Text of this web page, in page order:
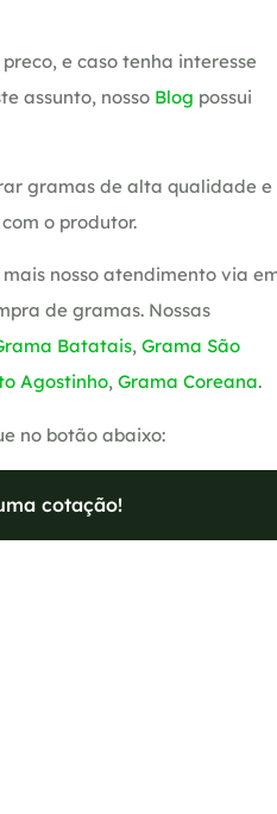
e caso tenha interesse
assunto, nosso Blog possui
gramas de alta qualidade e
o produtor.
nosso atendimento via
de gramas. Nossas
Batatais, Grama São
Agostinho, Grama Coreana.
no botão abaixo:
cotação!